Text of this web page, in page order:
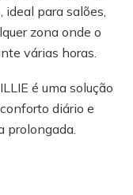
ideal para salões,
zona onde o
várias horas.
é uma solução
diário e
prolongada.